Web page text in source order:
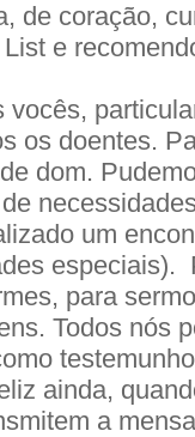
de coração,
e
vocês,
os doentes.
dom.
um
especiais).
para
Todos nós
ainda,
a